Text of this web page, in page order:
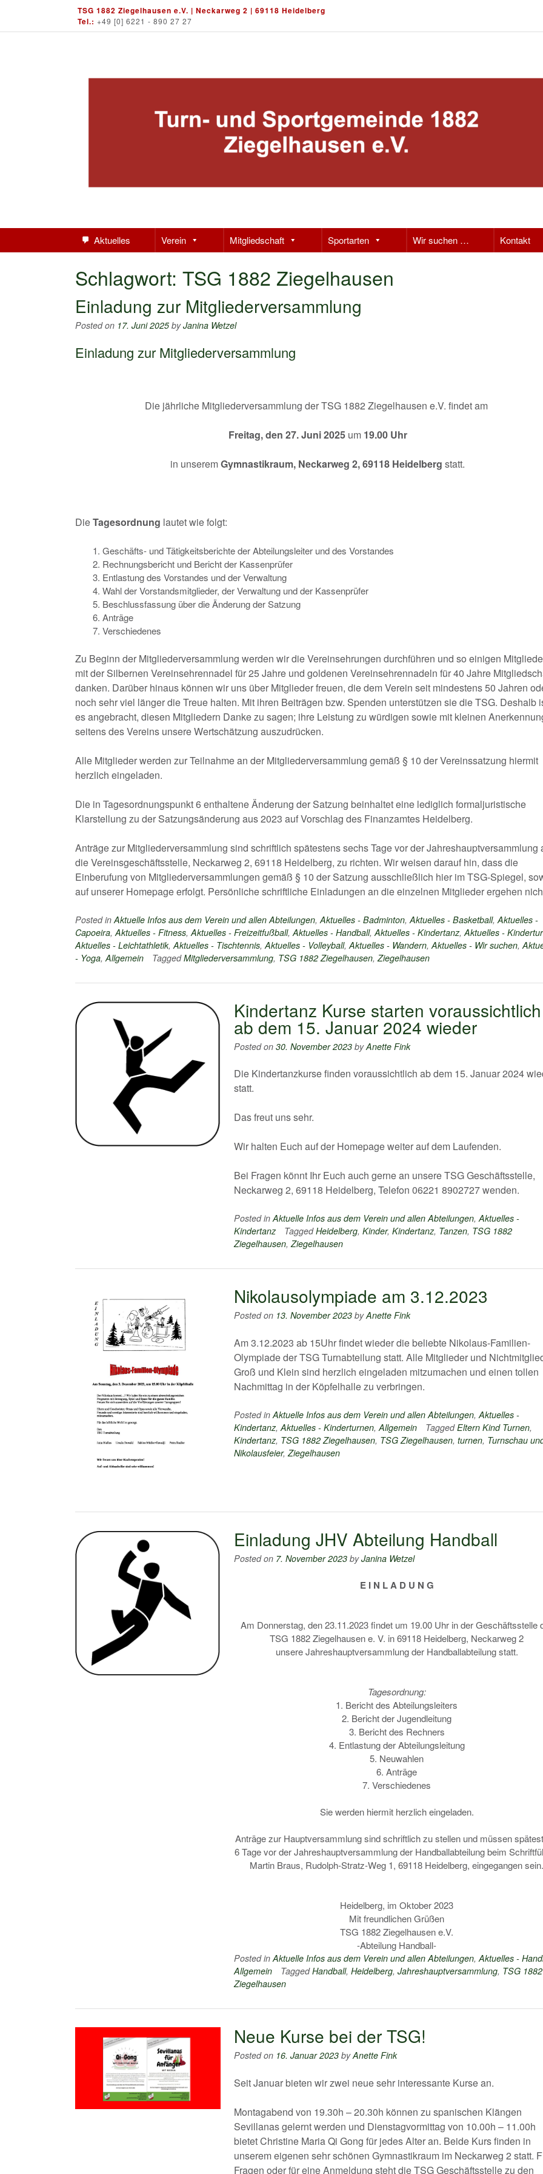
content
TSG 1882 Ziegelhausen e.V. | Neckarweg 2 | 69118 Heidelberg
Tel.: +49 [0] 6221 - 890 27 27
Aktuelles Verein Mitgliedschaft Sportarten Wir suchen … Kontakt
Schlagwort: TSG 1882 Ziegelhausen
Einladung zur Mitgliederversammlung
Posted on 17. Juni 2025 byJanina Wetzel
Einladung zur Mitgliederversammlung
Die jährliche Mitgliederversammlung der TSG 1882 Ziegelhausen e.V. findet am
Freitag, den 27. Juni 2025um 19.00 Uhr
in unseremGymnastikraum, Neckarweg 2, 69118 Heidelberg statt.
DieTagesordnung lautet wie folgt:
Geschäfts- und Tätigkeitsberichte der Abteilungsleiter und des Vorstandes
Rechnungsbericht und Bericht der Kassenprüfer
Entlastung des Vorstandes und der Verwaltung
Wahl der Vorstandsmitglieder, der Verwaltung und der Kassenprüfer
Beschlussfassung über die Änderung der Satzung
Anträge
Verschiedenes
Zu Beginn der Mitgliederversammlung werden wir die Vereinsehrungen durchführen und so einigen
mit der Silbernen Vereinsehrennadel für 25 Jahre und goldenen Vereinsehrennadeln für 40 Jahre
danken. Darüber hinaus können wir uns über Mitglieder freuen, die dem Verein seit mindestens 50 Jahren
noch sehr viel länger die Treue halten. Mit ihren Beiträgen bzw. Spenden unterstützen sie die TSG. Deshalb
es angebracht, diesen Mitgliedern Danke zu sagen; ihre Leistung zu würdigen sowie mit kleinen
seitens des Vereins unsere Wertschätzung auszudrücken.
Alle Mitglieder werden zur Teilnahme an der Mitgliederversammlung gemäß § 10 der Vereinssatzung hiermit
herzlich eingeladen.
Die in Tagesordnungspunkt 6 enthaltene Änderung der Satzung beinhaltet eine lediglich formaljuristische
Klarstellung zu der Satzungsänderung aus 2023 auf Vorschlag des Finanzamtes Heidelberg.
Anträge zur Mitgliederversammlung sind schriftlich spätestens sechs Tage vor der Jahreshauptversammlung
die Vereinsgeschäftsstelle, Neckarweg 2, 69118 Heidelberg, zu richten. Wir weisen darauf hin, dass die
Einberufung von Mitgliederversammlungen gemäß § 10 der Satzung ausschließlich hier im TSG-Spiegel,
auf unserer Homepage erfolgt. Persönliche schriftliche Einladungen an die einzelnen Mitglieder ergehen
Posted in Aktuelle Infos aus dem Verein und allen Abteilungen, Aktuelles - Badminton, Aktuelles - Basketball, Aktuelles -
Capoeira, Aktuelles - Fitness, Aktuelles - Freizeitfußball, Aktuelles - Handball, Aktuelles - Kindertanz, Aktuelles -
Aktuelles - Leichtathletik, Aktuelles - Tischtennis, Aktuelles - Volleyball, Aktuelles - Wandern, Aktuelles - Wir suchen,
- Yoga, Allgemein TaggedMitgliederversammlung, TSG 1882 Ziegelhausen, Ziegelhausen
Kindertanz Kurse starten voraussichtlich
ab dem 15. Januar 2024 wieder
Posted on 30. November 2023byAnette Fink
Die Kindertanzkurse finden voraussichtlich ab dem 15. Januar 2024
statt.
Das freut uns sehr.
Wir halten Euch auf der Homepage weiter auf dem Laufenden.
Bei Fragen könnt Ihr Euch auch gerne an unsere TSG Geschäftsstelle,
Neckarweg 2, 69118 Heidelberg, Telefon 06221 8902727 wenden.
Posted inAktuelle Infos aus dem Verein und allen Abteilungen,Aktuelles -
Kindertanz
TaggedHeidelberg, Kinder, Kindertanz, Tanzen, TSG 1882
Ziegelhausen,Ziegelhausen
Nikolausolympiade am 3.12.2023
Posted on 13. November 2023byAnette Fink
Am 3.12.2023 ab 15Uhr findet wieder die beliebte Nikolaus-Familien-
Olympiade der TSG Turnabteilung statt. Alle Mitglieder und
Groß und Klein sind herzlich eingeladen mitzumachen und einen tollen
Nachmittag in der Köpfelhalle zu verbringen.
Posted in Aktuelle Infos aus dem Verein und allen Abteilungen, Aktuelles -
Kindertanz, Aktuelles - Kinderturnen, Allgemein TaggedEltern Kind Turnen,
Kindertanz, TSG 1882 Ziegelhausen, TSG Ziegelhausen, turnen, Turnschau
Nikolausfeier, Ziegelhausen
Einladung JHV Abteilung Handball
Posted on 7. November 2023byJanina Wetzel
E I N L A D U N G
Am Donnerstag, den 23.11.2023 findet um 19.00 Uhr in der Geschäftsstelle
TSG 1882 Ziegelhausen e. V. in 69118 Heidelberg, Neckarweg 2
unsere Jahreshauptversammlung der Handballabteilung statt.
Tagesordnung:
1. Bericht des Abteilungsleiters
2. Bericht der Jugendleitung
3. Bericht des Rechners
4. Entlastung der Abteilungsleitung
5. Neuwahlen
6. Anträge
7. Verschiedenes
Sie werden hiermit herzlich eingeladen.
Anträge zur Hauptversammlung sind schriftlich zu stellen und müssen
6 Tage vor der Jahreshauptversammlung der Handballabteilung beim
Martin Braus, Rudolph-Stratz-Weg 1, 69118 Heidelberg, eingegangen
Heidelberg, im Oktober 2023
Mit freundlichen Grüßen
TSG 1882 Ziegelhausen e.V.
-Abteilung Handball-
Posted inAktuelle Infos aus dem Verein und allen Abteilungen,Aktuelles -
Allgemein
TaggedHandball, Heidelberg, Jahreshauptversammlung, TSG 1882
Ziegelhausen
Neue Kurse bei der TSG!
Posted on 16. Januar 2023byAnette Fink
Seit Januar bieten wir zwei neue sehr interessante Kurse an.
Montagabend von 19.30h – 20.30h können zu spanischen Klängen
Sevillanas gelernt werden und Dienstagvormittag von 10.00h – 11.00h
bietet Christine Maria Qi Gong für jedes Alter an. Beide Kurs finden in
unserem eigenen sehr schönen Gymnastikraum im Neckarweg 2 statt.
Fragen oder für eine Anmeldung steht die TSG Geschäftsstelle zu den